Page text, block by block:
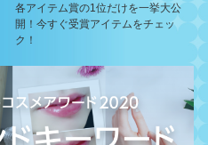
各アイテム賞の1位だけを一挙大公
開！今すぐ受賞アイテムをチェッ
ク！